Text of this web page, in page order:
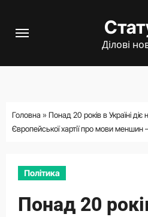
Ділові
Головна » Понад 20 років в Україні
Європейської хартії про мови меншин
Політика
Понад 20